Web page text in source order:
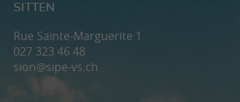
SITTEN
Rue Sainte-Marguerite 1
027 323 46 48
sion@sipe-vs.ch